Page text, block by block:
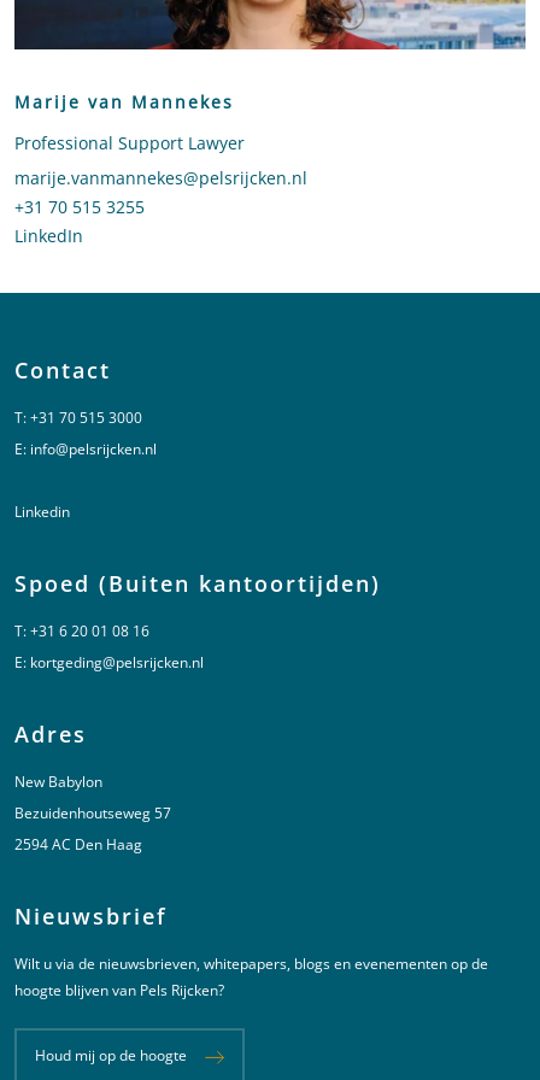
Marije van Mannekes
Professional Support Lawyer
Stuur een e-mail naar Marije van Mannekes
marije.vanmannekes@pelsrijcken.nl
Bel naar Marije van Mannekes
+31 70 515 3255
LinkedIn
Contact
T:+31 70 515 3000
E: info@pelsrijcken.nl
Linkedin
Spoed (Buiten kantoortijden)
T:+31 6 20 01 08 16
E: kortgeding@pelsrijcken.nl
Adres
New Babylon
Bezuidenhoutseweg 57
2594 AC Den Haag
Nieuwsbrief
Wilt u via de nieuwsbrieven, whitepapers, blogs en evenementen op de
hoogte blijven van Pels Rijcken?
Houd mij op de hoogte